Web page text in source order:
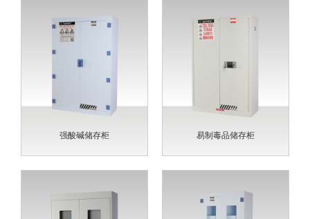
强酸碱储存柜 易制毒品储存柜